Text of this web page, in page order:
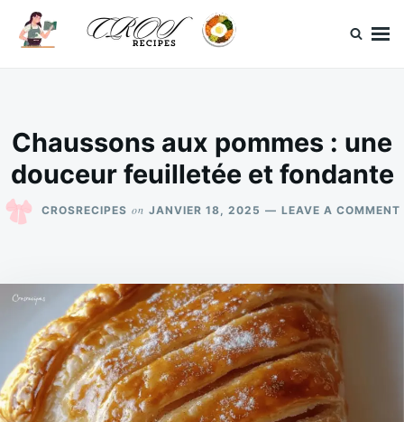
SkipSearch
for:
Chaussons aux pommes : une
douceur feuilletée et fondante
CROSRECIPES on JANVIER 18, 2025 LEAVE A COMMENT